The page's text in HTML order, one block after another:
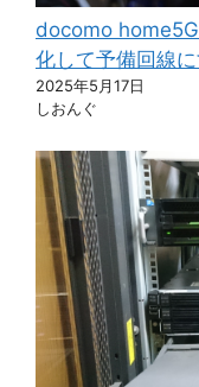
docomo
化して予備回線に
2025年5月17日
しおんぐ